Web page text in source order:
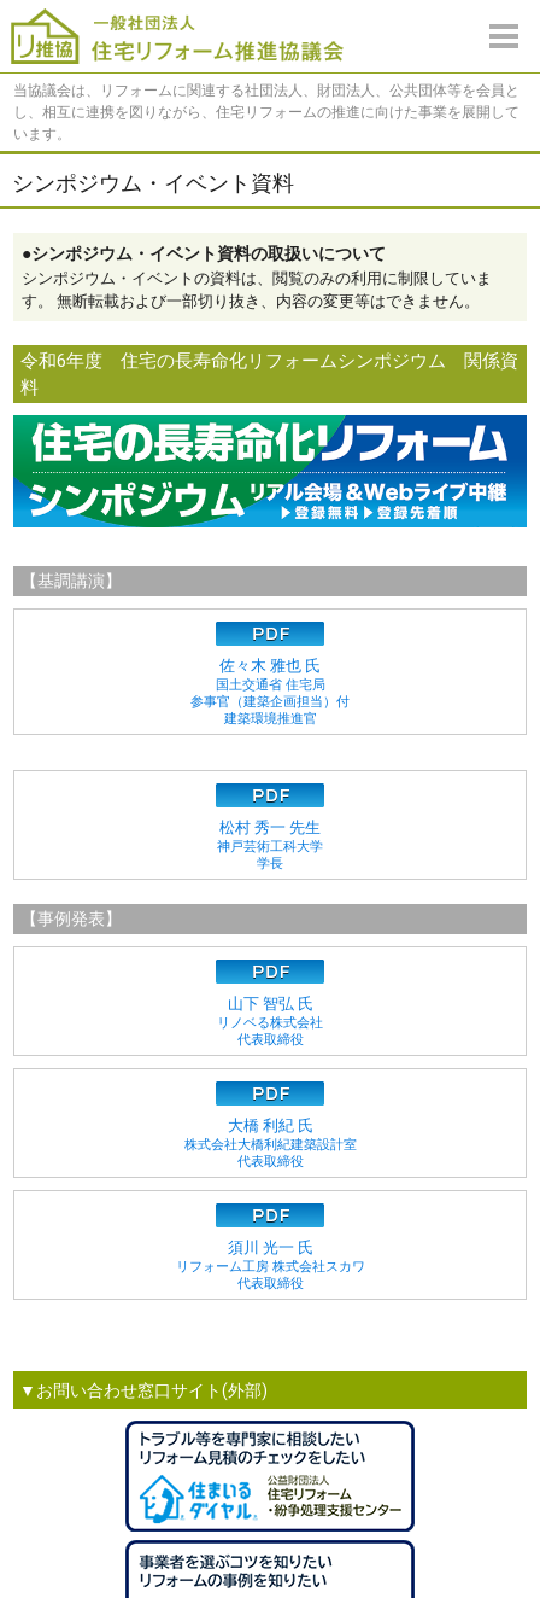
当協議会は、リフォームに関連する社団法人、財団法人、公共団体等を会員と
し、相互に連携を図りながら、住宅リフォームの推進に向けた事業を展開して
います。
シンポジウム・イベント資料
●シンポジウム・イベント資料の取扱いについて
シンポジウム・イベントの資料は、閲覧のみの利用に制限していま
す。 無断転載および一部切り抜き、内容の変更等はできません。
令和6年度 住宅の長寿命化リフォームシンポジウム 関係資
料
【基調講演】
佐々木 雅也 氏
国土交通省 住宅局
参事官（建築企画担当）付
建築環境推進官
松村 秀一 先生
神戸芸術工科大学
学長
【事例発表】
山下 智弘 氏
リノベる株式会社
代表取締役
大橋 利紀 氏
株式会社大橋利紀建築設計室
代表取締役
須川 光一 氏
リフォーム工房 株式会社スカワ
代表取締役
▼お問い合わせ窓口サイト(外部)